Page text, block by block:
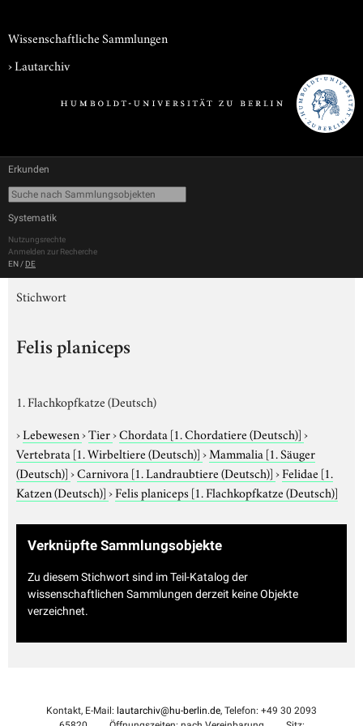
Wissenschaftliche Sammlungen
›Lautarchiv
Erkunden
Systematik
Nutzungsrechte
Anmelden zur Recherche
EN / DE
Stichwort
Felis planiceps
1. Flachkopfkatze (Deutsch)
›Lebewesen›Tier›Chordata [1. Chordatiere (Deutsch)]›
Vertebrata [1. Wirbeltiere (Deutsch)]›Mammalia [1. Säuger
(Deutsch)]›Carnivora [1. Landraubtiere (Deutsch)]›Felidae [1.
Katzen (Deutsch)]›Felis planiceps [1. Flachkopfkatze (Deutsch)]
Verknüpfte Sammlungsobjekte
Zu diesem Stichwort sind im Teil-Katalog der
wissenschaftlichen Sammlungen derzeit keine Objekte
verzeichnet.
Kontakt, E-Mail: lautarchiv@hu-berlin.de, Telefon: +49 30 2093